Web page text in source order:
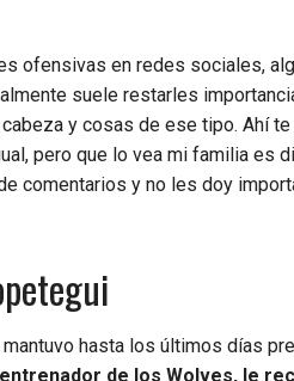
ofensivas en redes sociales,
suele restarles
y cosas de ese tipo. Ahí te
pero que lo vea mi familia es
comentarios y no les doy
hasta los últimos días
de los Wolves, le